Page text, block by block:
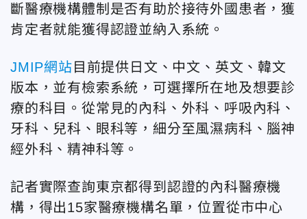
斷醫療機構體制是否有助於接待外國患者，獲
肯定者就能獲得認證並納入系統。
JMIP網站 目前提供日文、中文、英文、韓文
版本，並有檢索系統，可選擇所在地及想要診
療的科目。從常見的內科、外科、呼吸內科、
牙科、兒科、眼科等，細分至風濕病科、腦神
經外科、精神科等。
記者實際查詢東京都得到認證的內科醫療機
構，得出15家醫療機構名單，位置從市中心